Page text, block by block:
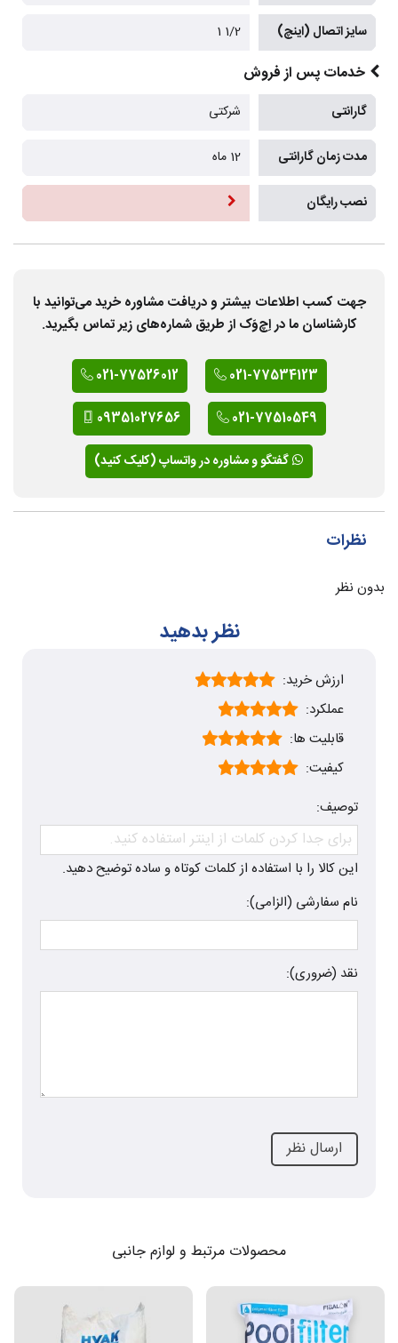
سایز اتصال (اینچ) 1/2 1
خدمات پس از فروش
گارانتی شرکتی
مدت زمان گارانتی 12 ماه
نصب رایگان
جهت کسب اطلاعات بیشتر و دریافت مشاوره خرید می‌توانید با
کارشناسان ما در اِچ‌وَک از طریق شماره‌های زیر تماس بگیرید.
021-77534123
021-77526012
021-77510549
09351027656
گفتگو و مشاوره در واتساپ (کلیک کنید)
نظرات
بدون نظر
نظر بدهید
ارزش خرید:
عملکرد:
قابلیت ها:
کیفیت:
توصیف:
این کالا را با استفاده از کلمات کوتاه و ساده توضیح دهید.
نام سفارشی (الزامی):
نقد (ضروری):
محصولات مرتبط و لوازم جانبی